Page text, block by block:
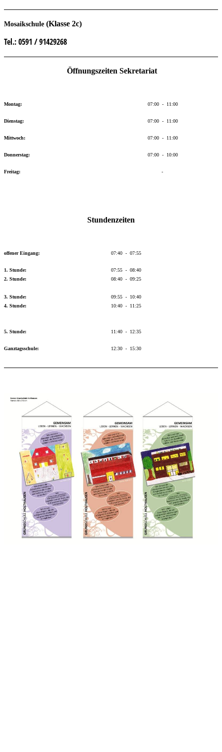
Mosaikschule (Klasse 2c)
Tel.: 0591 / 91429268
Öffnungszeiten Sekretariat
Montag:
Dienstag:
Mittwoch:
Donnerstag:
Freitag:
07:00 - 11:00
07:00 - 11:00
07:00 - 11:00
07:00 - 10:00
-
Stundenzeiten
offener Eingang:
1. Stunde:
2. Stunde:
3. Stunde:
4. Stunde:
5. Stunde:
Ganztagsschule:
07:40 - 07:55
07:55 - 08:40
08:40 - 09:25
09:55 - 10:40
10:40 - 11:25
11:40 - 12:35
12:30 - 15:30